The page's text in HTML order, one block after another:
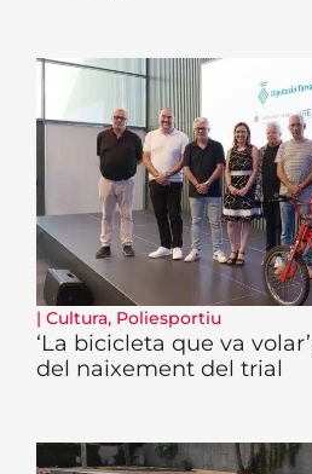
| Cultura, Poliesportiu
‘La bicicleta que va
del naixement del trial